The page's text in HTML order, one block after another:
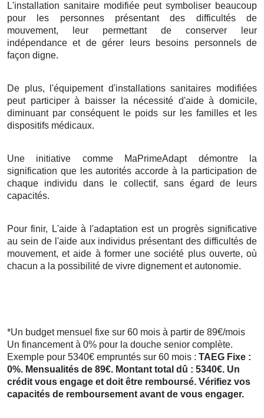
L'installation sanitaire modifiée peut symboliser beaucoup
pour les personnes présentant des difficultés de
mouvement, leur permettant de conserver leur
indépendance et de gérer leurs besoins personnels de
façon digne.
De plus, l'équipement d'installations sanitaires modifiées
peut participer à baisser la nécessité d'aide à domicile,
diminuant par conséquent le poids sur les familles et les
dispositifs médicaux.
Une initiative comme MaPrimeAdapt démontre la
signification que les autorités accorde à la participation de
chaque individu dans le collectif, sans égard de leurs
capacités.
Pour finir, L'aide à l'adaptation est un progrès significative
au sein de l'aide aux individus présentant des difficultés de
mouvement, et aide à former une société plus ouverte, où
chacun a la possibilité de vivre dignement et autonomie.
*Un budget mensuel fixe sur 60 mois à partir de 89€/mois
Un financement à 0% pour la douche senior complète.
Exemple pour 5340€ empruntés sur 60 mois : TAEG Fixe :
0%. Mensualités de 89€. Montant total dû : 5340€. Un
crédit vous engage et doit être remboursé. Vérifiez vos
capacités de remboursement avant de vous engager.